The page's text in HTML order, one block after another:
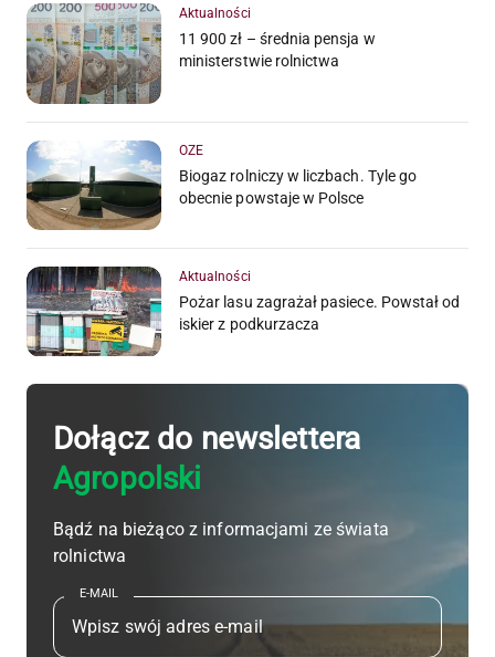
Aktualności
11 900 zł – średnia pensja w
ministerstwie rolnictwa
OZE
Biogaz rolniczy w liczbach. Tyle go
obecnie powstaje w Polsce
Aktualności
Pożar lasu zagrażał pasiece. Powstał od
iskier z podkurzacza
Dołącz do newslettera
Agropolski
Bądź na bieżąco z informacjami ze świata
rolnictwa
E-MAIL